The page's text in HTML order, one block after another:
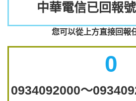
中華電信已回報
您可以從上方直接回報
0
0934092000～